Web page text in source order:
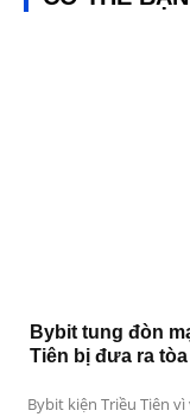
Bybit tung đòn
Tiên bị đưa ra tòa
Bybit kiện Triều Tiên